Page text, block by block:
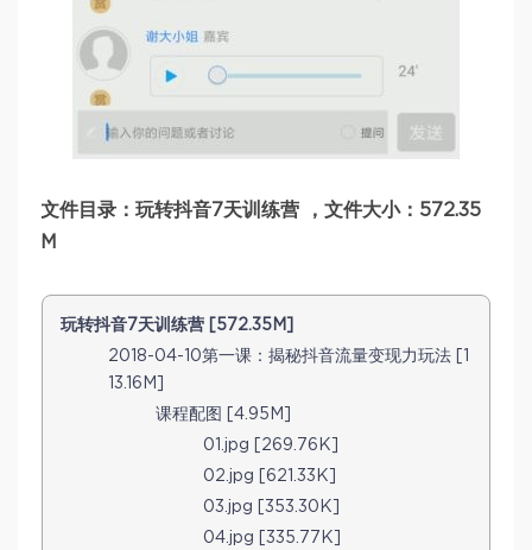
文件目录：玩转抖音7天训练营 ，文件大小：572.35
M
玩转抖音7天训练营 [572.35M]
2018-04-10第一课：揭秘抖音流量变现力玩法 [1
13.16M]
课程配图 [4.95M]
01.jpg [269.76K]
02.jpg [621.33K]
03.jpg [353.30K]
04.jpg [335.77K]